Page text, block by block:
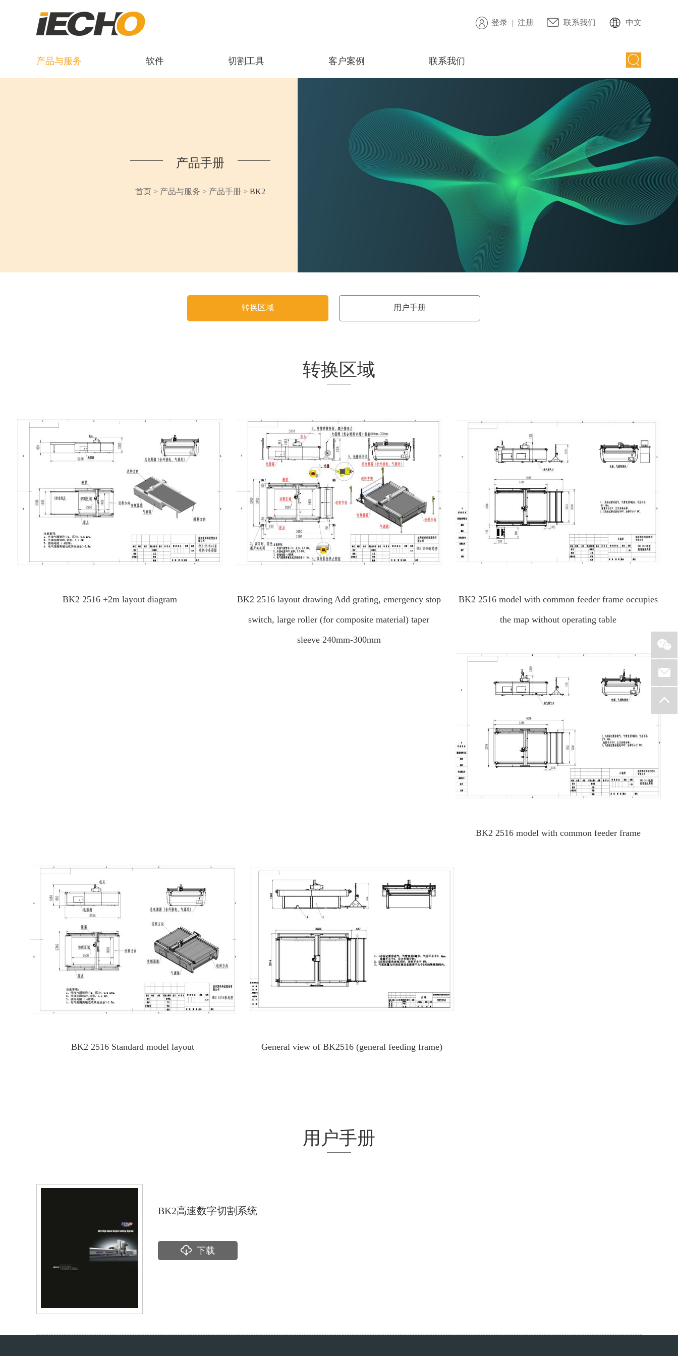
登录 | 注册 联系我们 中文
产品与服务 软件 切割工具 客户案例 联系我们
产品手册
首页 > 产品与服务 > 产品手册 >BK2
转换区域 用户手册
转换区域
BK2 2516 +2m layout diagram
BK2 2516 layout drawing Add grating, emergency stop
switch, large roller (for composite material) taper
sleeve 240mm-300mm
BK2 2516 model with common feeder frame occupies
the map without operating table
BK2 2516 model with common feeder frame
BK2 2516 Standard model layout General view of BK2516 (general feeding frame)
用户手册
BK2高速数字切割系统
下载